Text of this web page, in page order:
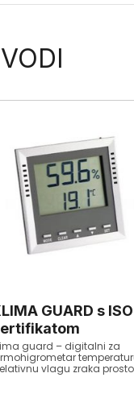
GUARD s ISO
guard – digitalni za
vlagu zraka